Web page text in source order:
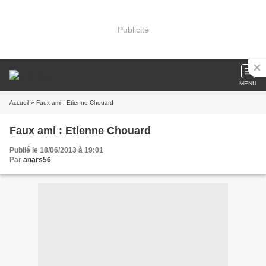
Publicité
MENU
Accueil » Faux ami : Etienne Chouard
Faux ami : Etienne Chouard
Publié le 18/06/2013 à 19:01
Par anars56